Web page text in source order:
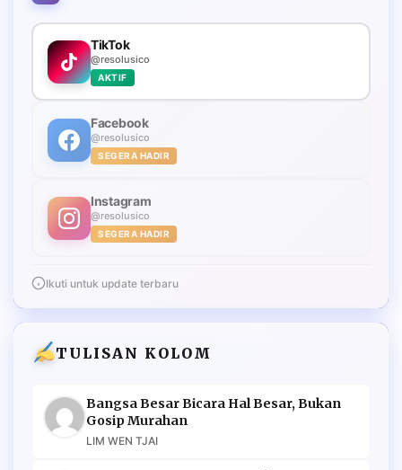
TikTok
@resolusico
AKTIF
Facebook
@resolusico
SEGERA HADIR
Instagram
@resolusico
SEGERA HADIR
Ikuti untuk update terbaru
TULISAN KOLOM
Bangsa Besar Bicara Hal Besar, Bukan
Gosip Murahan
LIM WEN TJAI